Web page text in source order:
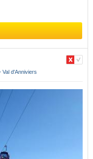
Val d'Anniviers